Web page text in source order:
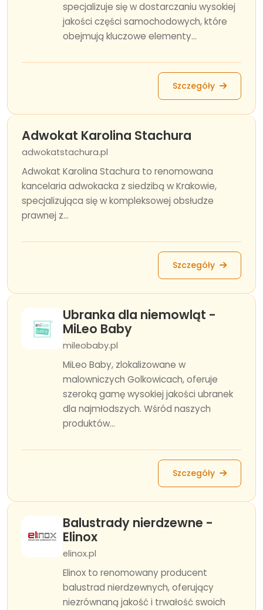
specjalizuje się w dostarczaniu wysokiej
jakości części samochodowych, które
obejmują kluczowe elementy...
Szczegóły
Adwokat Karolina Stachura
adwokatstachura.pl
Adwokat Karolina Stachura to renomowana
kancelaria adwokacka z siedzibą w Krakowie,
specjalizująca się w kompleksowej obsłudze
prawnej z...
Szczegóły
Ubranka dla niemowląt -
MiLeo Baby
mileobaby.pl
MiLeo Baby, zlokalizowane w
malowniczych Golkowicach, oferuje
szeroką gamę wysokiej jakości ubranek
dla najmłodszych. Wśród naszych
produktów...
Szczegóły
Balustrady nierdzewne -
Elinox
elinox.pl
Elinox to renomowany producent
balustrad nierdzewnych, oferujący
niezrównaną jakość i trwałość swoich